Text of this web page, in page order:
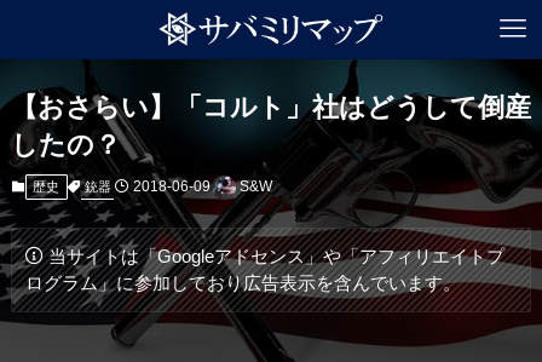
【おさらい】「コルト」社はどうして倒産
したの？
歴史 銃器 2018-06-09 S&W
当サイトは「Googleアドセンス」や「アフィリエイトプ
ログラム」に参加しており広告表示を含んでいます。